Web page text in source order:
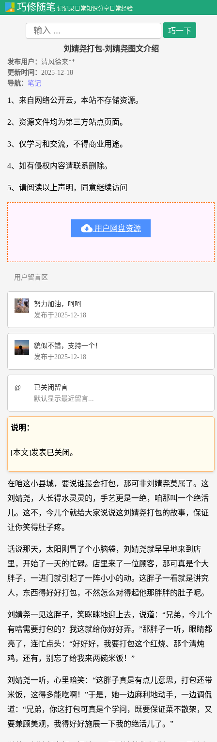
巧修随笔 记记录日常知识分享日常经验
刘婧尧打包-刘婧尧图文介绍
发布用户： 清风徐来**
更新时间： 2025-12-18
导航： 笔记
1、来自网络公开云，本站不存储资源。
2、资源文件均为第三方站点页面。
3、仅学习和交流，不得商业用途。
4、如有侵权内容请联系删除。
5、请阅读以上声明，同意继续访问
 用户网盘资源
用户留言区
努力加油，呵呵
发布于2025-12-18
貌似不错，支持一个！
发布于2025-12-18
@
已关闭留言
默认显示最近留言...
说明：
[本文]发表已关闭。
在咱这小县城，要说谁最会打包，那可非刘婧尧莫属了。这
刘婧尧，人长得水灵灵的，手艺更是一绝，咱那叫一个绝活
儿。这不，今儿个就给大家说说这刘婧尧打包的故事，保证
让你笑得肚子疼。
话说那天，太阳刚冒了个小脑袋，刘婧尧就早早地来到店
里，开始了一天的忙碌。店里来了一位顾客，那可真是个大
胖子，一进门就引起了一阵小小的动。这胖子一看就是讲究
人，东西得好好打包，不然怎么对得起他那胖胖的肚子呢。
刘婧尧一见这胖子，笑眯眯地迎上去，说道：“兄弟，今儿个
有啥需要打包的？我这就给你好好弄。”那胖子一听，眼睛都
亮了，连忙点头：“好好好，我要打包这个红烧、那个清炖
鸡，还有，别忘了给我来两碗米饭！”
刘婧尧一听，心里暗笑：“这胖子真是有点儿意思，打包还带
米饭，这得多能吃啊！”于是，她一边麻利地动手，一边调侃
道：“兄弟，你这打包可真是个学问，既要保证菜不散架，又
要兼顾美观，我得好好施展一下我的绝活儿了。”